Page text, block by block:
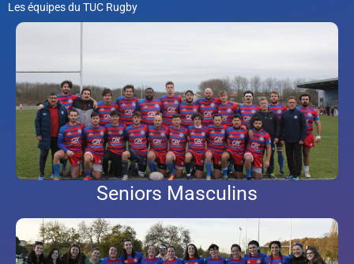
Les équipes du TUC Rugby
Seniors Masculins